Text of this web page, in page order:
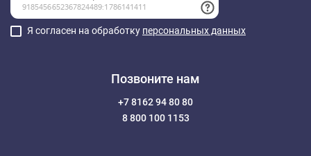
Я согласен на обработку персональных данных
Позвоните нам
+7 8162 94 80 80
8 800 100 1153